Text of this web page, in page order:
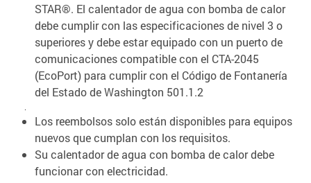
STAR®. El calentador de agua con bomba de calor
debe cumplir con las especificaciones de nivel 3 o
superiores y debe estar equipado con un puerto de
comunicaciones compatible con el CTA-2045
(EcoPort) para cumplir con el Código de Fontanería
del Estado de Washington 501.1.2
.
Los reembolsos solo están disponibles para equipos
nuevos que cumplan con los requisitos.
Su calentador de agua con bomba de calor debe
funcionar con electricidad.